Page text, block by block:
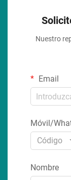
Nuestro
Email
Móvil/
Código
Nombre